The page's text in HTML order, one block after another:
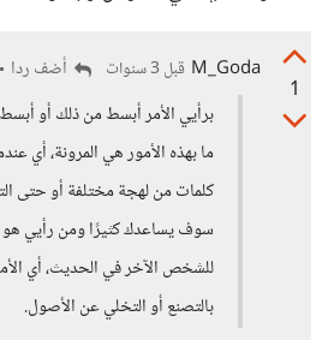
1
M_Goda قبل 3 سنوات
أضف ردا
برأيي الأمر أبسط من ذلك أو
ما بهذه الأمور هي المرونة، أي
كلمات من لهجة مختلفة أو حتى
سوف يساعدك كثيرًا ومن رأيي
بالتصنع أو التخلي عن الأصول.